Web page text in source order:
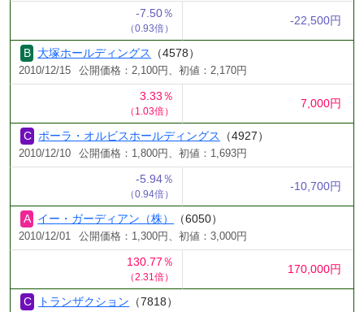
-7.50％
（0.93倍）
-22,500円
大塚ホールディングス （4578）
2010/12/15 公開価格：2,100円、初値：2,170円
3.33％
（1.03倍）
7,000円
ポーラ・オルビスホールディングス （4927）
2010/12/10 公開価格：1,800円、初値：1,693円
-5.94％
（0.94倍）
-10,700円
イー・ガーディアン（株） （6050）
2010/12/01 公開価格：1,300円、初値：3,000円
130.77％
（2.31倍）
170,000円
トランザクション （7818）